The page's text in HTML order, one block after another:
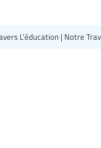
L’éducation | Notre